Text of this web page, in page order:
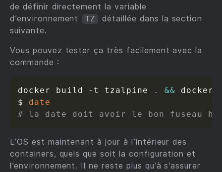
de définir directement la variable
d’environnement
TZ
détaillée dans la section
suivante.
Vous pouvez tester ça très facilement avec la
commande :
docker build -t tzalpine . && docker
$ date
# la date doit avoir le bon fuseau
L’OS est maintenant à jour à l’intérieur des
containers, quels que soit la configuration et
l’environnement. Il ne reste plus qu’à s’assurer